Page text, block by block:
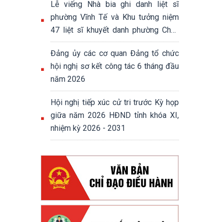
Lễ viếng Nhà bia ghi danh liệt sĩ
phường Vĩnh Tế và Khu tưởng niệm
47 liệt sĩ khuyết danh phường Châu
Đốc
Đảng ủy các cơ quan Đảng tổ chức
hội nghị sơ kết công tác 6 tháng đầu
năm 2026
Hội nghị tiếp xúc cử tri trước Kỳ họp
giữa năm 2026 HĐND tỉnh khóa XI,
nhiệm kỳ 2026 - 2031